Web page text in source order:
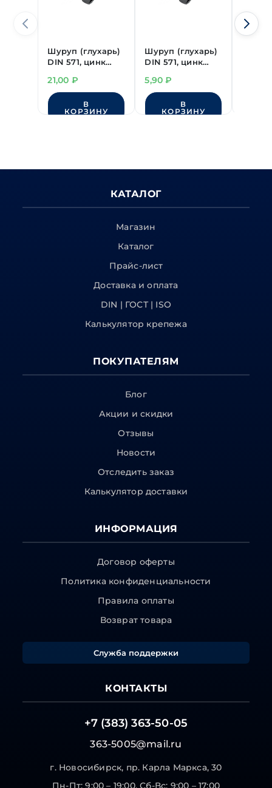
Шуруп (глухарь)
DIN 571, цинк
21,00 ₽
В
КОРЗИНУ
Шуруп (глухарь)
DIN 571, цинк
5,90₽
В
КОРЗИНУ
КАТАЛОГ
Магазин
Каталог
Прайс-лист
Доставка и оплата
DIN | ГОСТ | ISO
Калькулятор крепежа
ПОКУПАТЕЛЯМ
Блог
Акции и скидки
Отзывы
Новости
Отследить заказ
Калькулятор доставки
ИНФОРМАЦИЯ
Договор оферты
Политика конфиденциальности
Правила оплаты
Возврат товара
Служба поддержки
КОНТАКТЫ
+7 (383) 363-50-05
363-5005@mail.ru
г. Новосибирск, пр. Карла Маркса, 30
Пн-Пт: 9:00 – 19:00, Сб-Вс: 9:00 – 17:00